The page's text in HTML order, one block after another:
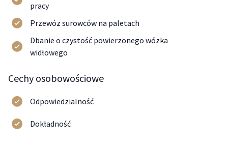
pracy
Przewóz surowców na paletach
Dbanie o czystość powierzonego wózka
widłowego
Cechy osobowościowe
Odpowiedzialność
Dokładność